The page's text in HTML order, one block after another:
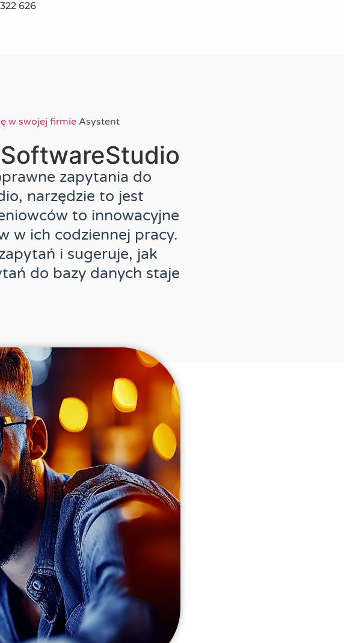
626
w swojej firmie Asystent
zapytania do
narzędzie to jest
to innowacyjne
w ich codziennej pracy.
i sugeruje, jak
do bazy danych staje